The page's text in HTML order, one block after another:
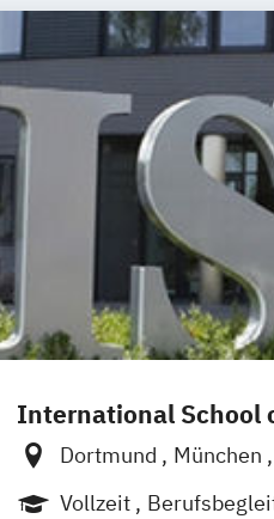
Sustainability and
International School
Dortmund München
Frankfurt am Main
Vollzeit